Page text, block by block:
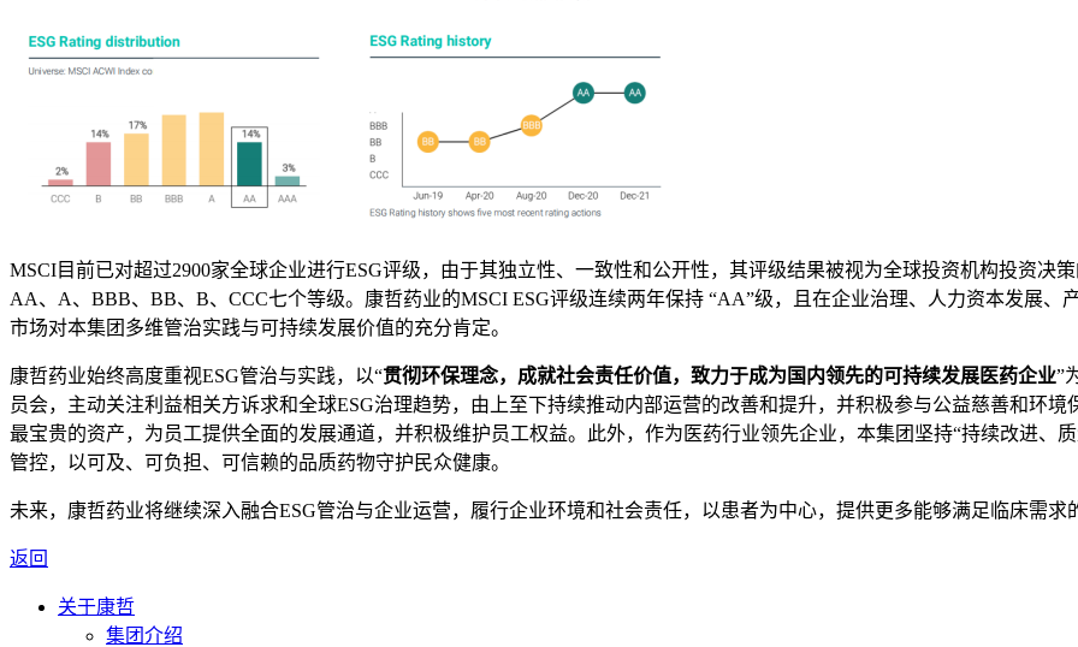
MSCI目前已对超过2900家全球企业进行ESG评级，由于其独立性、一致性和公开性，其评级结果被视为全球投资机构投资决策
AA、 A、 BBB、 BB、 B、 CCC七个等级。康哲药业的MSCI ESG评级连续两年保持 “AA”级，且在企业治理、人力资本发展、
市场对本集团多维管治实践与可持续发展价值的充分肯定。
康哲药业始终高度重视ESG管治与实践，以“贯彻环保理念，成就社会责任价值，致力于成为国内领先的可持续发展医药企业”
员会，主动关注利益相关方诉求和全球ESG治理趋势，由上至下持续推动内部运营的改善和提升，并积极参与公益慈善和环
最宝贵的资产，为员工提供全面的发展通道，并积极维护员工权益。此外，作为医药行业领先企业，本集团坚持“持续改进、
管控，以可及、可负担、可信赖的品质药物守护民众健康。
未来，康哲药业将继续深入融合ESG管治与企业运营，履行企业环境和社会责任，以患者为中心，提供更多能够满足临床需求
返回
关于康哲
集团介绍